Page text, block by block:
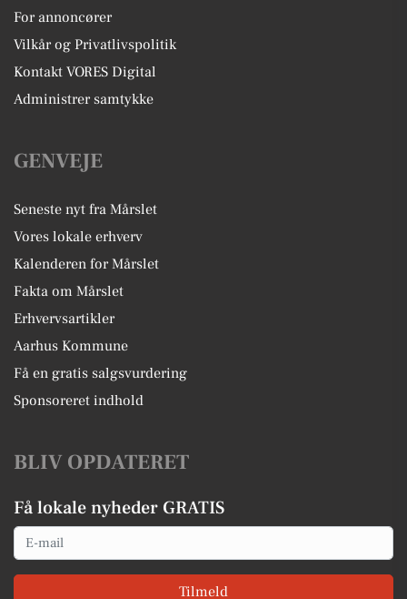
For annoncører
Vilkår og Privatlivspolitik
Kontakt VORES Digital
Administrer samtykke
GENVEJE
Seneste nyt fra Mårslet
Vores lokale erhverv
Kalenderen for Mårslet
Fakta om Mårslet
Erhvervsartikler
Aarhus Kommune
Få en gratis salgsvurdering
Sponsoreret indhold
BLIV OPDATERET
Få lokale nyheder GRATIS
Email
Tilmeld